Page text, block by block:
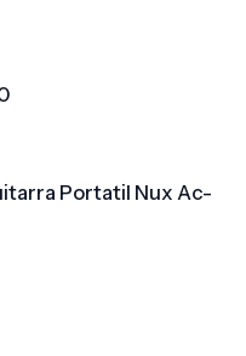
Portatil Nux Ac-